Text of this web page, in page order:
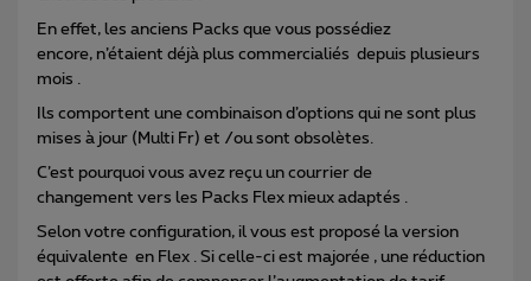
En effet, les anciens Packs que vous possédiez
encore, n’étaient déjà plus commercialiés depuis plusieurs
mois .
Ils comportent une combinaison d’options qui ne sont plus
mises à jour (Multi Fr) et /ou sont obsolètes.
C’est pourquoi vous avez reçu un courrier de
changement vers les Packs Flex mieux adaptés .
Selon votre configuration, il vous est proposé la version
équivalente en Flex . Si celle-ci est majorée , une réduction